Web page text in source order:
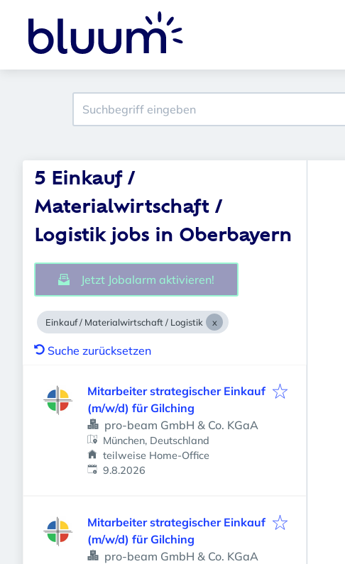
5 Einkauf /
Materialwirtschaft /
Logistik jobs in Oberbayern
Jetzt Jobalarm aktivieren!
Einkauf / Materialwirtschaft / Logistik
Suche zurücksetzen
Mitarbeiter strategischer Einkauf
(m/w/d) für Gilching
pro-beam GmbH & Co. KGaA
München, Deutschland
teilweise Home-Office
Veröffentlicht
9.8.2026
Mitarbeiter strategischer Einkauf
(m/w/d) für Gilching
pro-beam GmbH & Co. KGaA